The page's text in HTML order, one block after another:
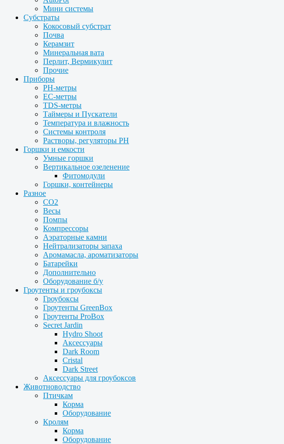
Мини системы
Субстраты
Кокосовый субстрат
Почва
Керамзит
Минеральная вата
Перлит, Вермикулит
Прочие
Приборы
PH-метры
EC-метры
TDS-метры
Таймеры и Пускатели
Температура и влажность
Системы контроля
Растворы, регуляторы PH
Горшки и емкости
Умные горшки
Вертикальное озеленение
Фитомодули
Горшки, контейнеры
Разное
CO2
Весы
Помпы
Компрессоры
Аэраторные камни
Нейтрализаторы запаха
Аромамасла, ароматизаторы
Батарейки
Дополнительно
Оборудование б/у
Гроутенты и гроубоксы
Гроубоксы
Гроутенты GreenBox
Гроутенты ProBox
Secret Jardin
Hydro Shoot
Аксессуары
Dark Room
Cristal
Dark Street
Аксессуары для гроубоксов
Животноводство
Птичкам
Корма
Оборудование
Кролям
Корма
Оборудование